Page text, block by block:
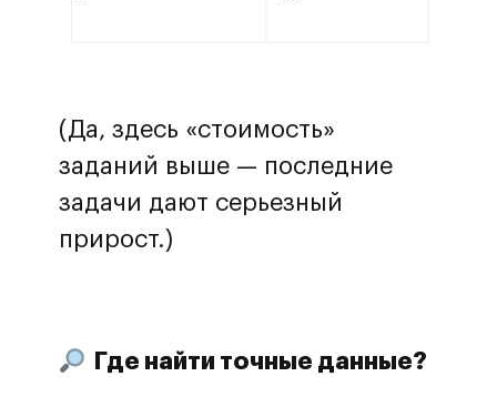
(Да, здесь «стоимость»
заданий выше — последние
задачи дают серьезный
прирост.)
Где найти точные данные?